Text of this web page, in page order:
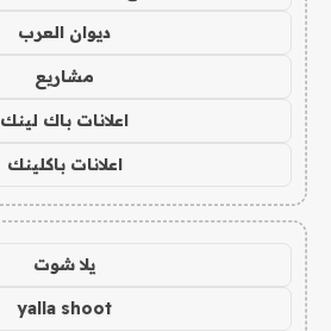
ديوان العرب
مشاريع
اعلانات باك لينك
اعلانات باكلينك
يلا شوت
yalla shoot